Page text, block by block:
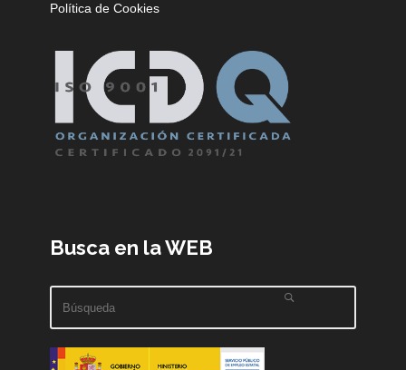
Política de Cookies
Busca en la WEB